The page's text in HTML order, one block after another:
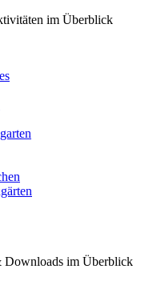
im Überblick
Downloads im Überblick